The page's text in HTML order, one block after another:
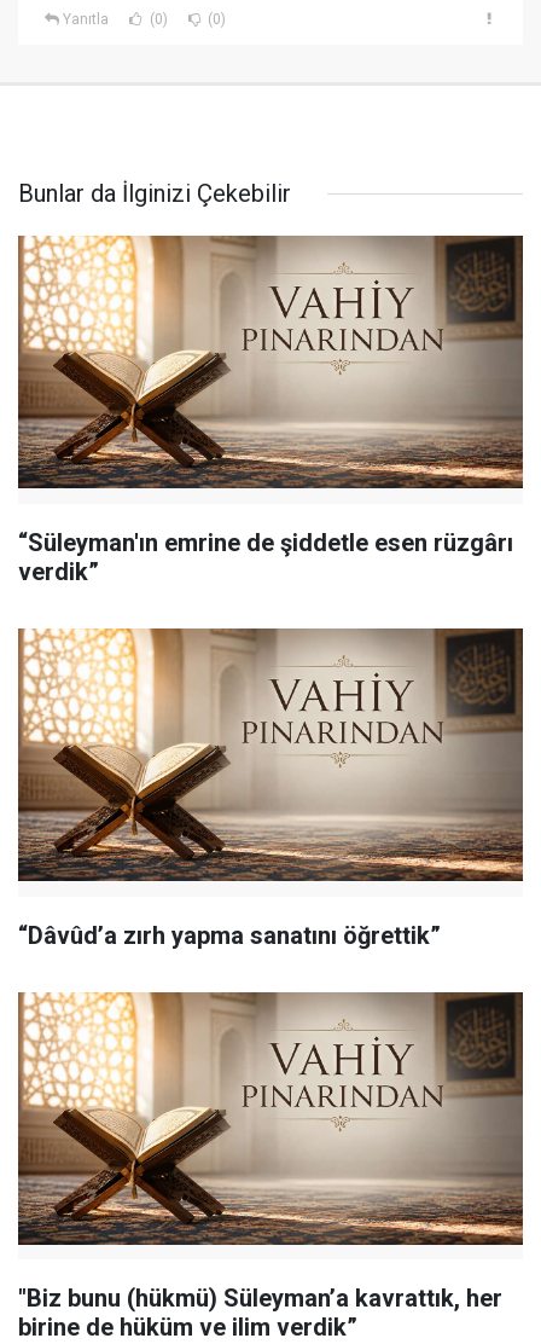
Yanıtla (0) (0)
Bunlar da İlginizi Çekebilir
“Süleyman'ın emrine de şiddetle esen rüzgârı
verdik”
“Dâvûd’a zırh yapma sanatını öğrettik”
"Biz bunu (hükmü) Süleyman’a kavrattık, her
birine de hüküm ve ilim verdik”